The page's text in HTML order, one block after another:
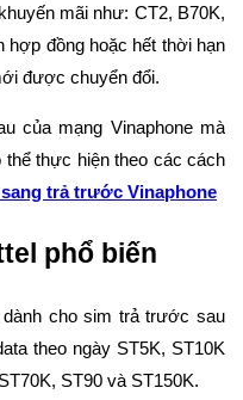
mãi như: CT2, B70K,
hợp đồng hoặc hết thời hạn
được chuyển đổi.
của mạng Vinaphone mà
thực hiện theo các cách
trả trước Vinaphone
phổ biến
cho sim trả trước sau
theo ngày ST5K, ST10K
ST90 và ST150K.